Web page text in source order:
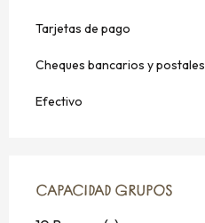
Tarjetas de pago
Cheques bancarios y postales
Efectivo
CAPACIDAD GRUPOS
CAPACIDAD GRUPOS